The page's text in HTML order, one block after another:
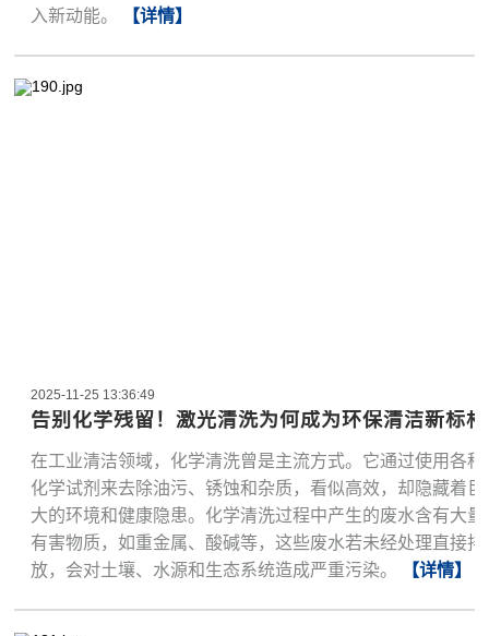
入新动能。
【详情】
2025-11-25 13:36:49
告别化学残留！激光清洗为何成为环保清洁新标杆
在工业清洁领域，化学清洗曾是主流方式。它通过使用各种
化学试剂来去除油污、锈蚀和杂质，看似高效，却隐藏着巨
大的环境和健康隐患。化学清洗过程中产生的废水含有大量
有害物质，如重金属、酸碱等，这些废水若未经处理直接排
放，会对土壤、水源和生态系统造成严重污染。
【详情】